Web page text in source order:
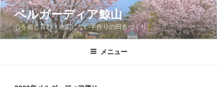
コ
ン
テ
ン
ベルガーディア鯨山
心を癒し育む、地図にない手作りの田舎づくり。
メニュー